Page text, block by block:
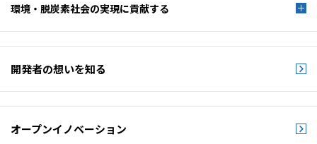
環境・脱炭素社会の実現に貢献する
開発者の想いを知る
オープンイノベーション